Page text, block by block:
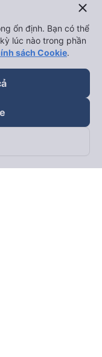
close
ổn định. Bạn có thể
lúc nào trong phần
sách Cookie.